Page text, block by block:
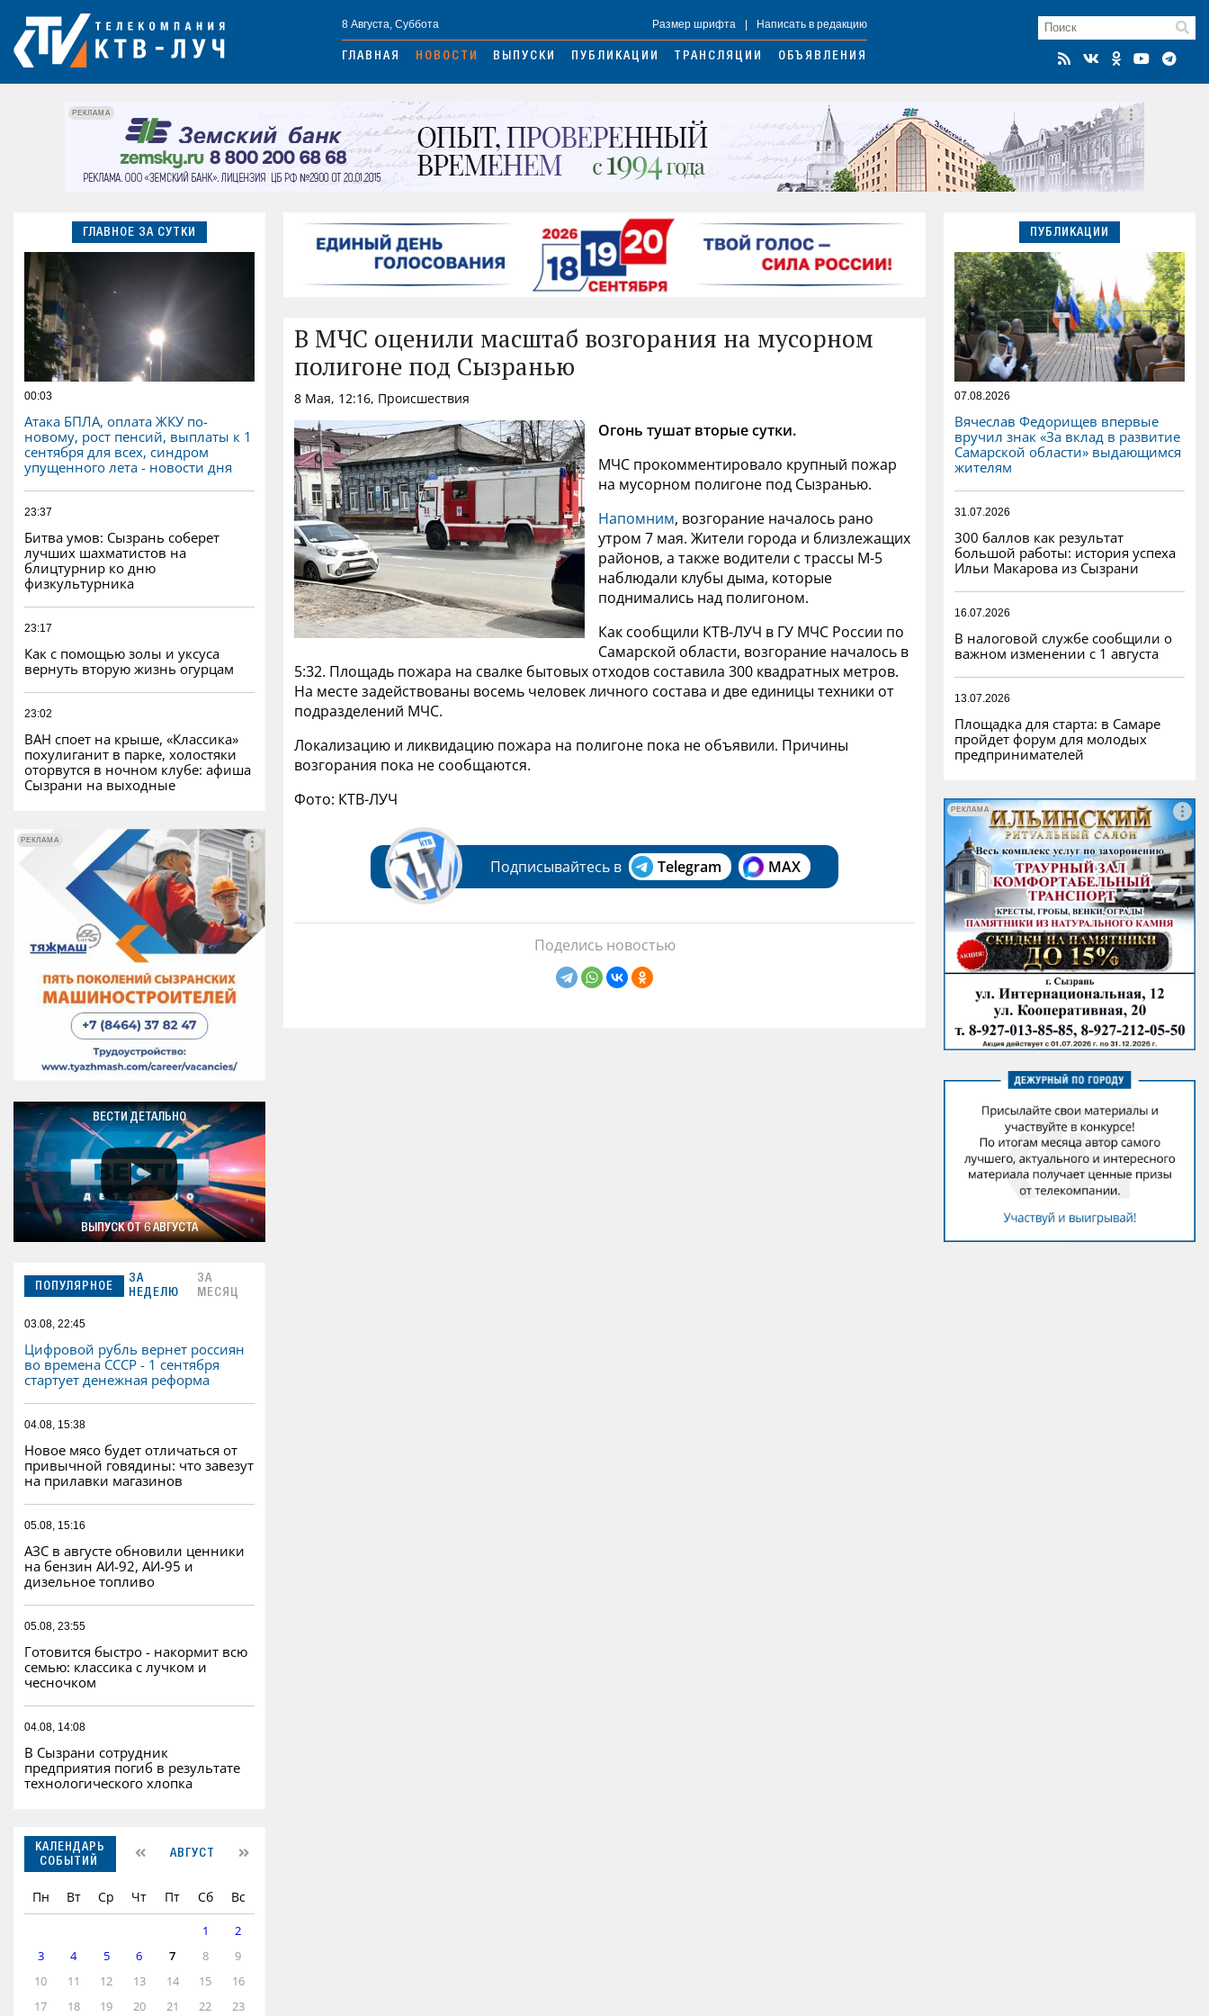
8 Августа, Суббота Размер шрифта Написать в редакцию
ГЛАВНАЯ НОВОСТИ ВЫПУСКИ ПУБЛИКАЦИИ ТРАНСЛЯЦИИ ОБЪЯВЛЕНИЯ
РЕКЛАМА
ГЛАВНОЕ ЗА СУТКИ
00:03
Атака БПЛА, оплата ЖКУ по-
новому, рост пенсий, выплаты к 1
сентября для всех, синдром
упущенного лета - новости дня
23:37
Битва умов: Сызрань соберет
лучших шахматистов на
блицтурнир ко дню
физкультурника
23:17
Как с помощью золы и уксуса
вернуть вторую жизнь огурцам
23:02
ВАН споет на крыше, «Классика»
похулиганит в парке, холостяки
оторвутся в ночном клубе: афиша
Сызрани на выходные
РЕКЛАМА РЕКЛАМА
ВЕСТИ ДЕТАЛЬНО
ВЫПУСК ОТ 6 АВГУСТА
ПОПУЛЯРНОЕ
ЗА
НЕДЕЛЮ
ЗА
МЕСЯЦ
03.08, 22:45
Цифровой рубль вернет россиян
во времена СССР - 1 сентября
стартует денежная реформа
04.08, 15:38
Новое мясо будет отличаться от
привычной говядины: что завезут
на прилавки магазинов
05.08, 15:16
АЗС в августе обновили ценники
на бензин АИ-92, АИ-95 и
дизельное топливо
05.08, 23:55
Готовится быстро - накормит всю
семью: классика с лучком и
чесночком
04.08, 14:08
В Сызрани сотрудник
предприятия погиб в результате
технологического хлопка
КАЛЕНДАРЬ
СОБЫТИЙ
АВГУСТ
Пн Вт Ср Чт Пт Сб Вс
1
2
3
4 5 6 7 8
9
10
11 12 13 14 15
16
17
18 19 20 21 22 23
В МЧС оценили масштаб возгорания на мусорном
полигоне под Сызранью
8 Мая, 12:16, Происшествия
Огонь тушат вторые сутки.
МЧС прокомментировало крупный пожар
на мусорном полигоне под Сызранью.
Напомним, возгорание началось рано
утром 7 мая. Жители города и близлежащих
районов, а также водители с трассы М-5
наблюдали клубы дыма, которые
поднимались над полигоном.
Как сообщили КТВ-ЛУЧ в ГУ МЧС России по
Самарской области, возгорание началось в
5:32. Площадь пожара на свалке бытовых отходов составила 300 квадратных метров.
На месте задействованы восемь человек личного состава и две единицы техники от
подразделений МЧС.
Локализацию и ликвидацию пожара на полигоне пока не объявили. Причины
возгорания пока не сообщаются.
Фото: КТВ-ЛУЧ
Подписывайтесь в Telegram MAX
Поделись новостью
ПУБЛИКАЦИИ
07.08.2026
Вячеслав Федорищев впервые
вручил знак «За вклад в развитие
Самарской области» выдающимся
жителям
31.07.2026
300 баллов как результат
большой работы: история успеха
Ильи Макарова из Сызрани
16.07.2026
В налоговой службе сообщили о
важном изменении с 1 августа
13.07.2026
Площадка для старта: в Самаре
пройдет форум для молодых
предпринимателей
РЕКЛАМА